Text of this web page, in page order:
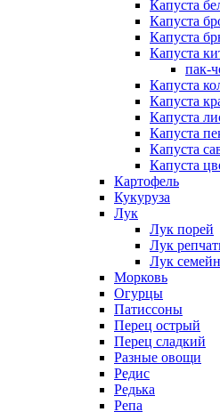
Капуста
Капуста
Капуста
Капуста
пак-
Капуста
Капуста
Капуста
Капуста
Капуста
Капуста
Картофель
Кукуруза
Лук
Лук порей
Лук
Лук
Морковь
Огурцы
Патиссоны
Перец острый
Перец сладкий
Разные овощи
Редис
Редька
Репа